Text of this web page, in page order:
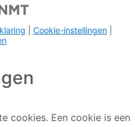
Cookie-instellingen|
cookies. Een cookie is een